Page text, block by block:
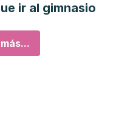
ir al gimnasio